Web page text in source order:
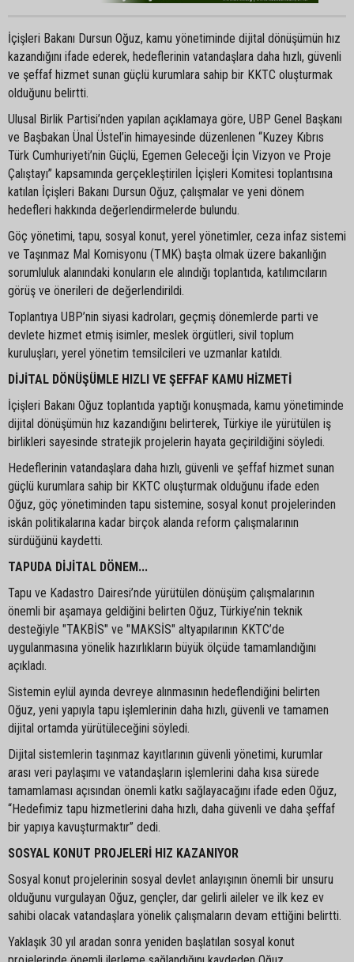
İçişleri Bakanı Dursun Oğuz, kamu yönetiminde dijital dönüşümün hız
kazandığını ifade ederek, hedeflerinin vatandaşlara daha hızlı, güvenli
ve şeffaf hizmet sunan güçlü kurumlara sahip bir KKTC oluşturmak
olduğunu belirtti.
Ulusal Birlik Partisi’nden yapılan açıklamaya göre, UBP Genel Başkanı
ve Başbakan Ünal Üstel’in himayesinde düzenlenen “Kuzey Kıbrıs
Türk Cumhuriyeti’nin Güçlü, Egemen Geleceği İçin Vizyon ve Proje
Çalıştayı” kapsamında gerçekleştirilen İçişleri Komitesi toplantısına
katılan İçişleri Bakanı Dursun Oğuz, çalışmalar ve yeni dönem
hedefleri hakkında değerlendirmelerde bulundu.
Göç yönetimi, tapu, sosyal konut, yerel yönetimler, ceza infaz sistemi
ve Taşınmaz Mal Komisyonu (TMK) başta olmak üzere bakanlığın
sorumluluk alanındaki konuların ele alındığı toplantıda, katılımcıların
görüş ve önerileri de değerlendirildi.
Toplantıya UBP’nin siyasi kadroları, geçmiş dönemlerde parti ve
devlete hizmet etmiş isimler, meslek örgütleri, sivil toplum
kuruluşları, yerel yönetim temsilcileri ve uzmanlar katıldı.
DİJİTAL DÖNÜŞÜMLE HIZLI VE ŞEFFAF KAMU HİZMETİ
İçişleri Bakanı Oğuz toplantıda yaptığı konuşmada, kamu yönetiminde
dijital dönüşümün hız kazandığını belirterek, Türkiye ile yürütülen iş
birlikleri sayesinde stratejik projelerin hayata geçirildiğini söyledi.
Hedeflerinin vatandaşlara daha hızlı, güvenli ve şeffaf hizmet sunan
güçlü kurumlara sahip bir KKTC oluşturmak olduğunu ifade eden
Oğuz, göç yönetiminden tapu sistemine, sosyal konut projelerinden
iskân politikalarına kadar birçok alanda reform çalışmalarının
sürdüğünü kaydetti.
TAPUDA DİJİTAL DÖNEM...
Tapu ve Kadastro Dairesi’nde yürütülen dönüşüm çalışmalarının
önemli bir aşamaya geldiğini belirten Oğuz, Türkiye’nin teknik
desteğiyle "TAKBİS" ve "MAKSİS" altyapılarının KKTC’de
uygulanmasına yönelik hazırlıkların büyük ölçüde tamamlandığını
açıkladı.
Sistemin eylül ayında devreye alınmasının hedeflendiğini belirten
Oğuz, yeni yapıyla tapu işlemlerinin daha hızlı, güvenli ve tamamen
dijital ortamda yürütüleceğini söyledi.
Dijital sistemlerin taşınmaz kayıtlarının güvenli yönetimi, kurumlar
arası veri paylaşımı ve vatandaşların işlemlerini daha kısa sürede
tamamlaması açısından önemli katkı sağlayacağını ifade eden Oğuz,
“Hedefimiz tapu hizmetlerini daha hızlı, daha güvenli ve daha şeffaf
bir yapıya kavuşturmaktır” dedi.
SOSYAL KONUT PROJELERİ HIZ KAZANIYOR
Sosyal konut projelerinin sosyal devlet anlayışının önemli bir unsuru
olduğunu vurgulayan Oğuz, gençler, dar gelirli aileler ve ilk kez ev
sahibi olacak vatandaşlara yönelik çalışmaların devam ettiğini belirtti.
Yaklaşık 30 yıl aradan sonra yeniden başlatılan sosyal konut